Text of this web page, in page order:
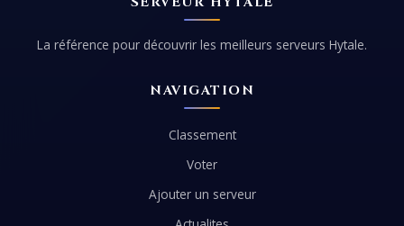
La référence pour découvrir les meilleurs serveurs Hytale.
NAVIGATION
Classement
Voter
Ajouter un serveur